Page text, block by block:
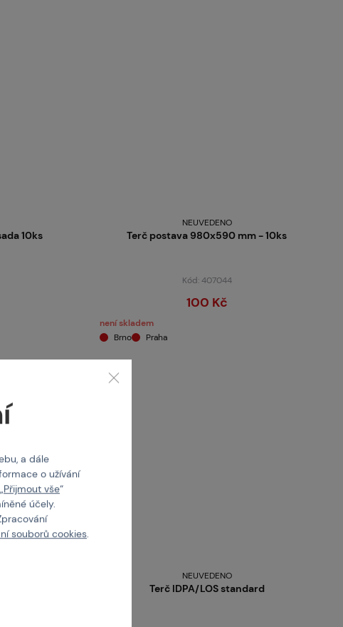
10ks
NEUVEDENO
Terč postava 980x590 mm - 10ks
Kód: 407044
100 Kč
není skladem
Brno
Praha
NEUVEDENO
Terč IDPA/LOS standard
a dále
o užívání
Přijmout vše“
účely.
souborů cookies.